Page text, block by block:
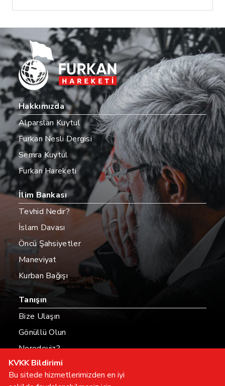
Hakkımızda
Alparslan Kuytul
Furkan Nesli Dergisi
Semra Kuytul
Furkan Hareketi
İlim Bankası
Tevhid Nedir?
İslam Davası
Öncü Şahsiyetler
Maneviyat
Kurban Bağışı
Tanışın
Bize Ulaşın
Gönüllü Olun
Neredeyiz?
Hesaplarımız
KVKK Bildirimi
Bu sitede hizmetlerimizden en iyi